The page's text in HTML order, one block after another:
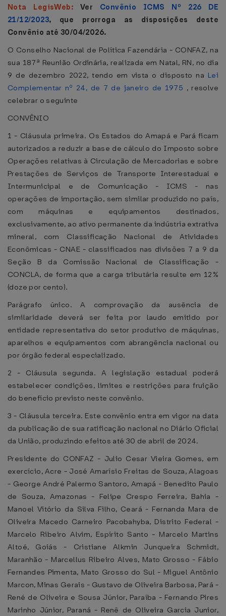
Nota LegisWeb: Ver Convênio ICMS Nº 226 DE
21/12/2023, que prorroga as disposições deste
Convênio até 30/04/2026.
O Conselho Nacional de Política Fazendária - CONFAZ, na
sua 187ª Reunião Ordinária, realizada em Natal, RN, no dia
9 de dezembro 2022, tendo em vista o disposto na Lei
Complementar nº 24, de 7 de janeiro de 1975 , resolve
celebrar o seguinte
CONVÊNIO
1 - Cláusula primeira. Os Estados do Amapá e Pará ficam
autorizados a reduzir a base de cálculo do Imposto sobre
Operações relativas à Circulação de Mercadorias e sobre
Prestações de Serviços de Transporte Interestadual e
Intermunicipal e de Comunicação - ICMS - nas
operações de importação, sem similar produzido no país,
com máquinas e equipamentos destinados,
exclusivamente, ao ativo permanente da indústria extrativa
mineral, com Classificação Nacional de Atividades
Econômicas - CNAE - classificados nas divisões 7 a 9 da
Seção B da Comissão Nacional de Classificação -
CONCLA, de forma que a carga tributária resulte em 12%
(doze por cento).
Parágrafo único. A comprovação da ausência de
similaridade deverá ser feita por laudo emitido por
entidade representativa do setor produtivo de máquinas,
aparelhos e equipamentos com abrangência nacional ou
por órgão federal especializado.
2 - Cláusula segunda. A legislação estadual poderá
estabelecer condições, limites e restrições para fruição
do benefício previsto neste convênio.
3 - Cláusula terceira. Este convênio entra em vigor na data
da publicação de sua ratificação nacional no Diário Oficial
da União, produzindo efeitos até 30 de abril de 2024.
Presidente do CONFAZ - Julio Cesar Vieira Gomes, em
exercício, Acre - José Amarísio Freitas de Souza, Alagoas
- George André Palermo Santoro, Amapá - Benedito Paulo
de Souza, Amazonas - Felipe Crespo Ferreira, Bahia -
Manoel Vitório da Silva Filho, Ceará - Fernanda Mara de
Oliveira Macedo Carneiro Pacobahyba, Distrito Federal -
Marcelo Ribeiro Alvim, Espírito Santo - Marcelo Martins
Altoé, Goiás - Cristiane Alkmin Junqueira Schmidt,
Maranhão - Marcellus Ribeiro Alves, Mato Grosso - Fábio
Fernandes Pimenta, Mato Grosso do Sul - Miguel Antônio
Marcon, Minas Gerais - Gustavo de Oliveira Barbosa, Pará -
René de Oliveira e Sousa Júnior, Paraíba - Fernando Pires
Marinho Júnior, Paraná - Renê de Oliveira Garcia Junior,